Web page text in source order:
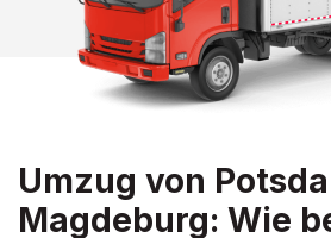
Umzug von
Magdeburg: Wie